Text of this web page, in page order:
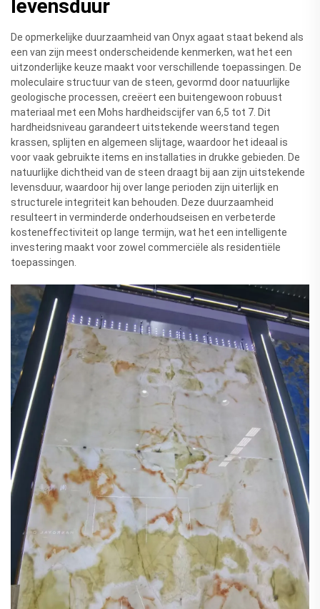
levensduur
De opmerkelijke duurzaamheid van Onyx agaat staat bekend als
een van zijn meest onderscheidende kenmerken, wat het een
uitzonderlijke keuze maakt voor verschillende toepassingen. De
moleculaire structuur van de steen, gevormd door natuurlijke
geologische processen, creëert een buitengewoon robuust
materiaal met een Mohs hardheidscijfer van 6,5 tot 7. Dit
hardheidsniveau garandeert uitstekende weerstand tegen
krassen, splijten en algemeen slijtage, waardoor het ideaal is
voor vaak gebruikte items en installaties in drukke gebieden. De
natuurlijke dichtheid van de steen draagt bij aan zijn uitstekende
levensduur, waardoor hij over lange perioden zijn uiterlijk en
structurele integriteit kan behouden. Deze duurzaamheid
resulteert in verminderde onderhoudseisen en verbeterde
kosteneffectiviteit op lange termijn, wat het een intelligente
investering maakt voor zowel commerciële als residentiële
toepassingen.